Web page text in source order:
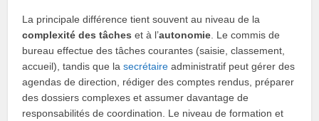
La principale différence tient souvent au niveau de la
complexité des tâches et à l’autonomie . Le commis de
bureau effectue des tâches courantes (saisie, classement,
accueil), tandis que lasecrétaire administratif peut gérer des
agendas de direction, rédiger des comptes rendus, préparer
des dossiers complexes et assumer davantage de
responsabilités de coordination. Le niveau de formation et